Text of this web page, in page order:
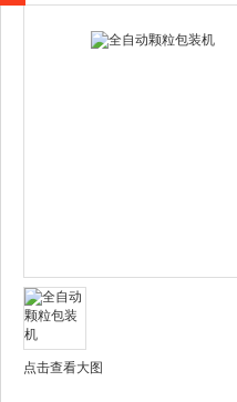
点击查看大图